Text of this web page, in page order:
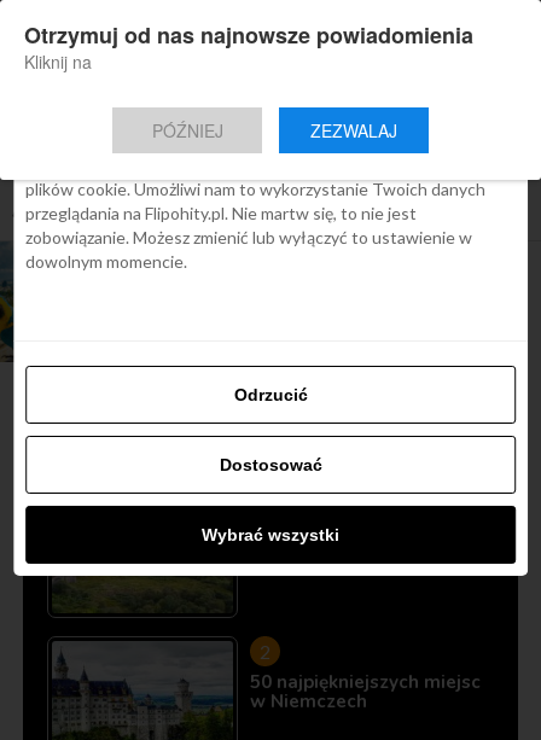
Nowa aplikacja Flipohity
Aktualne wiadomości, artykuły, TOP
Instalacja
All posts tagged "loty do wenezueli"
ARTYKUŁY
Najbardziej popularne
Śladami Harry’ego Pottera:
50 najpiękniejszych miejsc
w Niemczech
Zgoda Szczegóły O cookies
Ta strona używa plików cookies
We Flipo robimy wszystko, aby pokazać Ci tylko te treści, które
plików cookie. Umożliwi nam to wykorzystanie Twoich danych
przeglądania na Flipohity.pl. Nie martw się, to nie jest
zobowiązanie. Możesz zmienić lub wyłączyć to ustawienie w
dowolnym momencie.
Odrzucić
Dostosować
Wybrać wszystki
Otrzymuj od nas najnowsze powiadomienia
Kliknij na
PÓŹNIEJ ZEZWALAJ